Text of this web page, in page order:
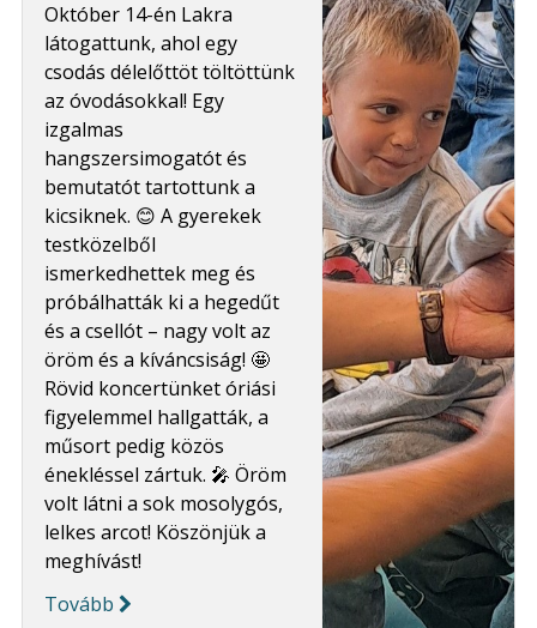
Október 14-én Lakra
látogattunk, ahol egy
csodás délelőttöt töltöttünk
az óvodásokkal! Egy
izgalmas
hangszersimogatót és
bemutatót tartottunk a
kicsiknek. 😊 A gyerekek
testközelből
ismerkedhettek meg és
próbálhatták ki a hegedűt
és a csellót – nagy volt az
öröm és a kíváncsiság! 🤩
Rövid koncertünket óriási
figyelemmel hallgatták, a
műsort pedig közös
énekléssel zártuk. 🎤 Öröm
volt látni a sok mosolygós,
lelkes arcot! Köszönjük a
meghívást!
Tovább